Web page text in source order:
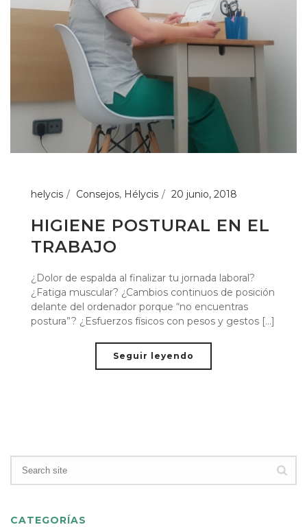
helycis Consejos, Hélycis 20 junio, 2018
HIGIENE POSTURAL EN EL
TRABAJO
¿Dolor de espalda al finalizar tu jornada laboral?
¿Fatiga muscular? ¿Cambios continuos de posición
delante del ordenador porque “no encuentras
postura”? ¿Esfuerzos físicos con pesos y gestos [...]
Seguir leyendo
CATEGORÍAS